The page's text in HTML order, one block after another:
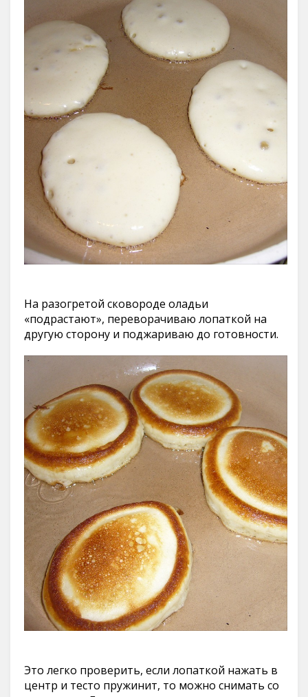
На разогретой сковороде оладьи
«подрастают», переворачиваю лопаткой на
другую сторону и поджариваю до готовности.
Это легко проверить, если лопаткой нажать в
центр и тесто пружинит, то можно снимать со